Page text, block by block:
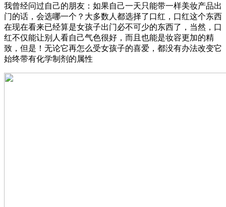
我曾经问过自己的朋友：如果自己一天只能带一样美妆产品出
门的话，会选哪一个？大多数人都选择了口红，口红这个东西
在现在看来已经算是女孩子出门必不可少的东西了，当然，口
红不仅能让别人看自己气色很好，而且也能是妆容更加的精
致，但是！无论它再怎么受女孩子的喜爱，都没有办法改变它
始终带有化学制剂的属性